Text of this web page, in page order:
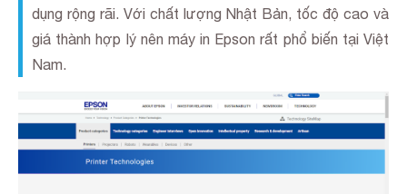
dụng rộng rãi. Với chất lượng Nhật Bản, tốc độ cao và
giá thành hợp lý nên máy in Epson rất phổ biến tại Việt
Nam.